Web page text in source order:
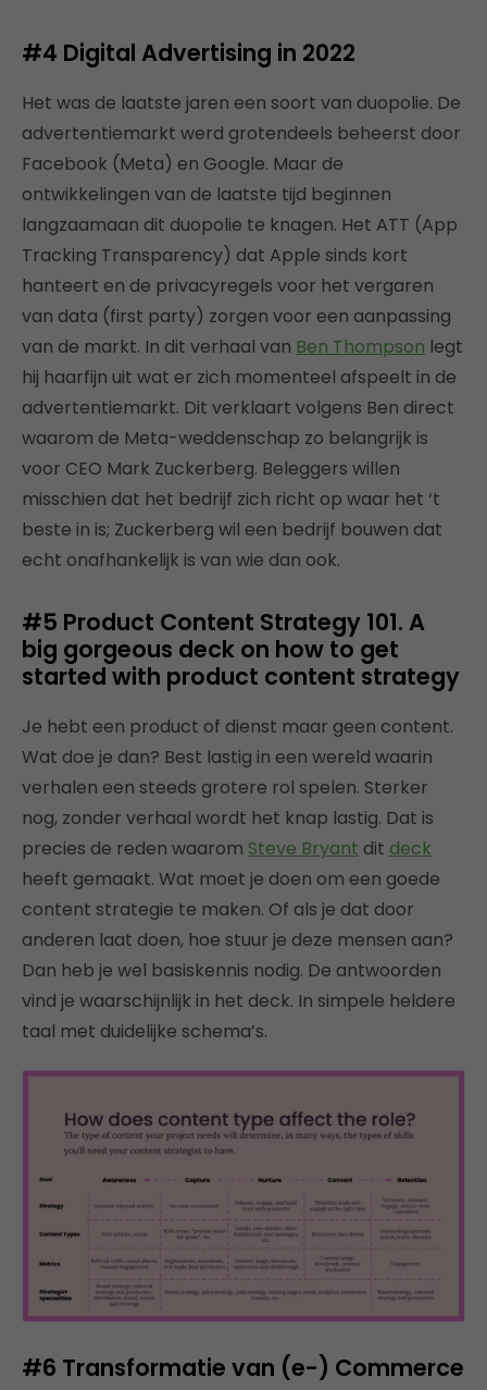
#4 Digital Advertising in 2022
Het was de laatste jaren een soort van duopolie. De
advertentiemarkt werd grotendeels beheerst door
Facebook (Meta) en Google. Maar de
ontwikkelingen van de laatste tijd beginnen
langzaamaan dit duopolie te knagen. Het ATT (App
Tracking Transparency) dat Apple sinds kort
hanteert en de privacyregels voor het vergaren
van data (first party) zorgen voor een aanpassing
van de markt. In dit verhaal van Ben Thompson legt
hij haarfijn uit wat er zich momenteel afspeelt in de
advertentiemarkt. Dit verklaart volgens Ben direct
waarom de Meta-weddenschap zo belangrijk is
voor CEO Mark Zuckerberg. Beleggers willen
misschien dat het bedrijf zich richt op waar het ‘t
beste in is; Zuckerberg wil een bedrijf bouwen dat
echt onafhankelijk is van wie dan ook.
#5 Product Content Strategy 101. A
big gorgeous deck on how to get
started with product content strategy
Je hebt een product of dienst maar geen content.
Wat doe je dan? Best lastig in een wereld waarin
verhalen een steeds grotere rol spelen. Sterker
nog, zonder verhaal wordt het knap lastig. Dat is
precies de reden waarom Steve Bryant dit deck
heeft gemaakt. Wat moet je doen om een goede
content strategie te maken. Of als je dat door
anderen laat doen, hoe stuur je deze mensen aan?
Dan heb je wel basiskennis nodig. De antwoorden
vind je waarschijnlijk in het deck. In simpele heldere
taal met duidelijke schema’s.
#6 Transformatie van (e-) Commerce